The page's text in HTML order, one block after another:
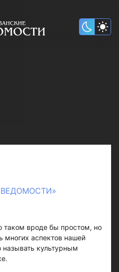
ВЕДОМОСТИ»
таком вроде бы простом, но
многих аспектов нашей
называть культурным